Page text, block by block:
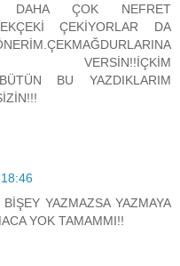
DAHA ÇOK NEFRET
ÇEKİYORLAR DA
VERSİN!!İÇKİM
BU YAZDIKLARIM
YAZMAZSA YAZMAYA
YOK TAMAMMI!!